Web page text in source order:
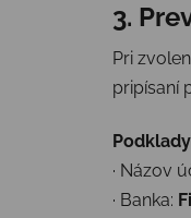
3.
Pri
pripísaní
· Názov
· Banka: